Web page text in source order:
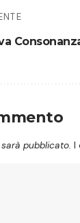
pubblicato. I